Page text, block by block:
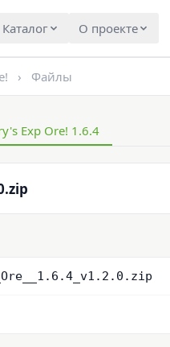
Каталог О проекте
› Файлы
Exp Ore! 1.6.4